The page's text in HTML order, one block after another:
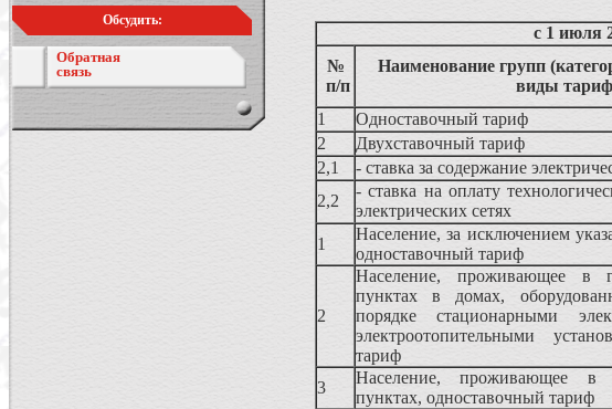
Обсудить:
Обратная
связь
с 1 июля
№
п/п
Наименование групп
виды
1
Одноставочный тариф
2
Двухставочный тариф
2,1
- ставка за содержание
2,2
- ставка на оплату
электрических сетях
1
Население, за исключением
одноставочный тариф
2
Население, проживающее в
пунктах в домах,
порядке стационарными
электроотопительными
тариф
3
Население, проживающее в
пунктах, одноставочный тариф